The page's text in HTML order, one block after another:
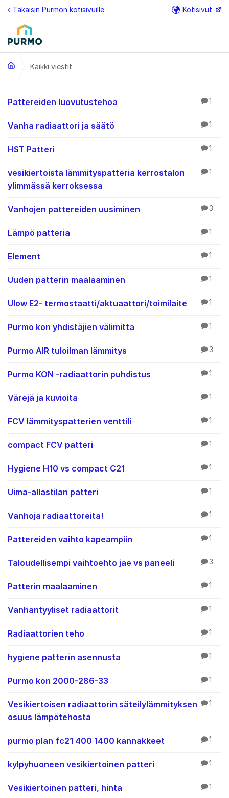
Siirry sisältöön
Takaisin Purmon kotisivuille Kotisivut
Kaikki viestit
Kaikki viestit
Pattereiden luovutustehoa 1
Vanha radiaattori ja säätö 1
HST Patteri 1
vesikiertoista lämmityspatteria kerrostalon
ylimmässä kerroksessa
1
Vanhojen pattereiden uusiminen 3
Lämpö patteria 1
Element 1
Uuden patterin maalaaminen 1
Ulow E2- termostaatti/aktuaattori/toimilaite 1
Purmo kon yhdistäjien välimitta 1
Purmo AIR tuloilman lämmitys 3
Purmo KON -radiaattorin puhdistus 1
Värejä ja kuvioita 1
FCV lämmityspatterien venttili 1
compact FCV patteri 1
Hygiene H10 vs compact C21 1
Uima-allastilan patteri 1
Vanhoja radiaattoreita! 1
Pattereiden vaihto kapeampiin 1
Taloudellisempi vaihtoehto jae vs paneeli 3
Patterin maalaaminen 1
Vanhantyyliset radiaattorit 1
Radiaattorien teho 1
hygiene patterin asennusta 1
Purmo kon 2000-286-33 1
Vesikiertoisen radiaattorin säteilylämmityksen
osuus lämpötehosta
1
purmo plan fc21 400 1400 kannakkeet 1
kylpyhuoneen vesikiertoinen patteri 1
Vesikiertoinen patteri, hinta 1